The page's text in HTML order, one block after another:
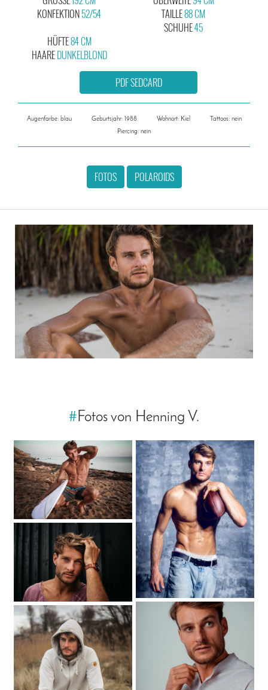
KONFEKTION52/54
TAILLE88 CM
SCHUHE45
HÜFTE84 CM
HAAREDUNKELBLOND
PDF SEDCARD
Augenfarbe: blau Geburtsjahr: 1988 Wohnort: Kiel
Tattoos: nein
Piercing: nein
FOTOS POLAROIDS
#Fotos von Henning V.